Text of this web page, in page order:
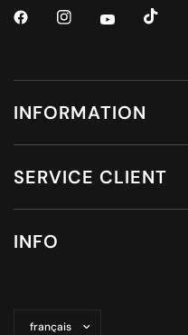
INFORMATION
SERVICE CLIENT
INFO